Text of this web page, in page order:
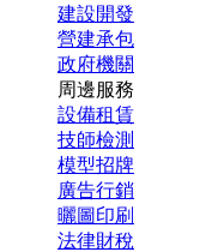
建設開發
營建承包
政府機關
周邊服務
設備租賃
技師檢測
模型招牌
廣告行銷
曬圖印刷
法律財稅